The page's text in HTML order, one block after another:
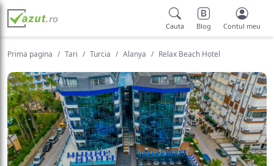
Cauta Blog Contul meu
Prima pagina Tari Turcia Alanya Relax Beach Hotel